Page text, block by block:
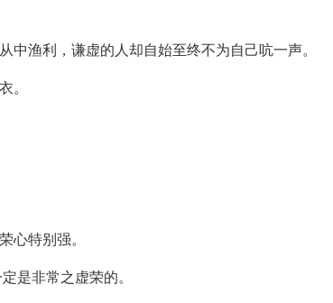
渔利，谦虚的人却自始至终不为自己吭一声。
特别强。
是非常之虚荣的。